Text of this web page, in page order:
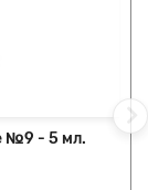
№9 - 5 мл.